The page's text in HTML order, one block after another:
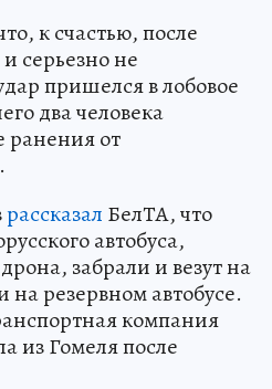
к счастью, после
серьезно не
пришелся в лобовое
два человека
ранения от
рассказал БелТА, что
автобуса,
забрали и везут на
резервном автобусе.
компания
из Гомеля после